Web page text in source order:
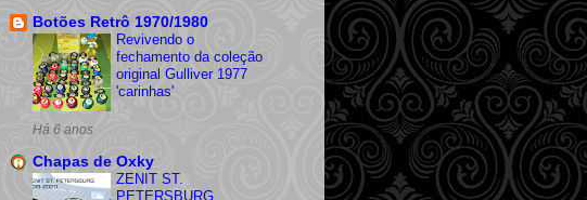
Botões Retrô 1970/1980
Revivendo o
fechamento da coleção
original Gulliver 1977
'carinhas'
Há 6 anos
Chapas de Oxky
ZENIT ST.
PETERSBURG